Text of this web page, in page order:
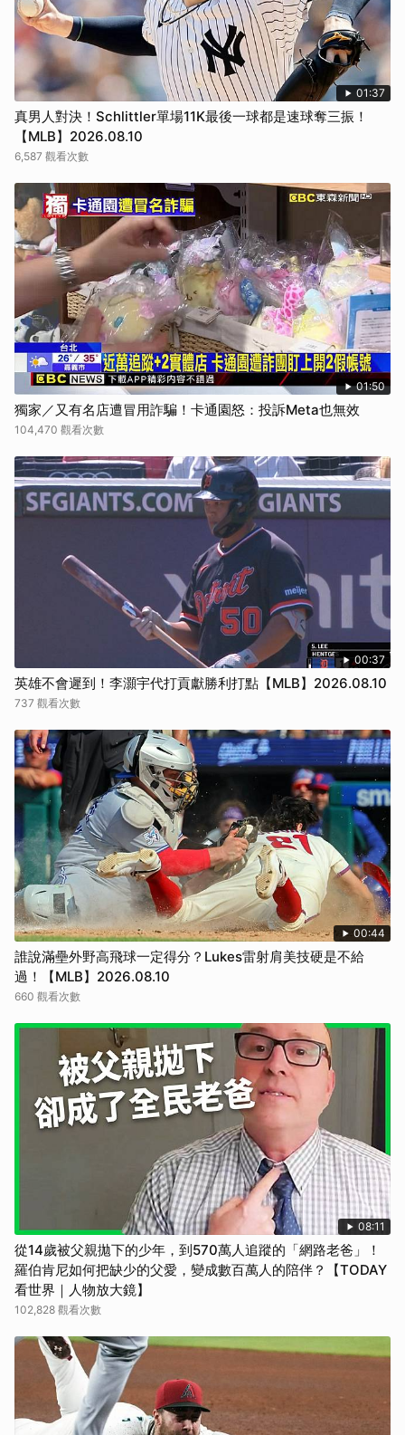
01:37
真男人對決！Schlittler單場11K最後一球都是速球奪三振！
【MLB】2026.08.10
6,587 觀看次數
01:50
獨家／又有名店遭冒用詐騙！卡通園怒：投訴Meta也無效
104,470 觀看次數
00:37
英雄不會遲到！李灝宇代打貢獻勝利打點【MLB】2026.08.10
737 觀看次數
00:44
誰說滿壘外野高飛球一定得分？Lukes雷射肩美技硬是不給
過！【MLB】2026.08.10
660 觀看次數
08:11
從14歲被父親拋下的少年，到570萬人追蹤的「網路老爸」！
羅伯肯尼如何把缺少的父愛，變成數百萬人的陪伴？【TODAY
看世界｜人物放大鏡】
102,828 觀看次數
取消